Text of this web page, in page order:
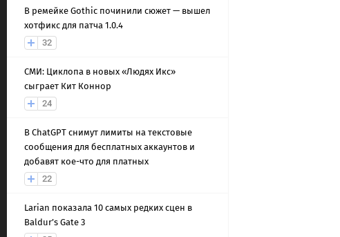
В ремейке Gothic починили сюжет — вышел
хотфикс для патча 1.0.4
32
СМИ: Циклопа в новых «Людях Икс»
сыграет Кит Коннор
24
В ChatGPT снимут лимиты на текстовые
сообщения для бесплатных аккаунтов и
добавят кое-что для платных
22
Larian показала 10 самых редких сцен в
Baldur’s Gate 3